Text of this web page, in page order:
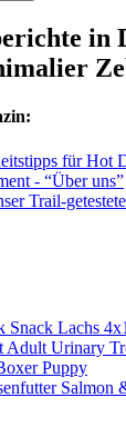
in
für Hot
- “Über uns”
Trail-
Snack Lachs
Adult Urinary
Puppy
Salmon